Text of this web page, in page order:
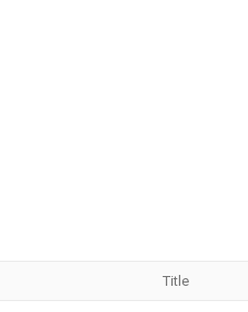
Title